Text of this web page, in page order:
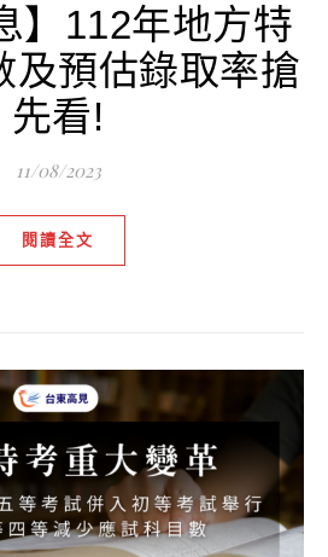
】112年地方特
及預估錄取率搶
先看!
11/08/2023
閱讀全文